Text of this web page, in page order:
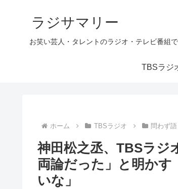
ラジサマリー
お笑い芸人・タレントのラジオ・テレビ番組
TBSラジ
ホーム TBSラジオ 問わず
神田松之丞、TBSラジ
両論だった」と明か
いな」